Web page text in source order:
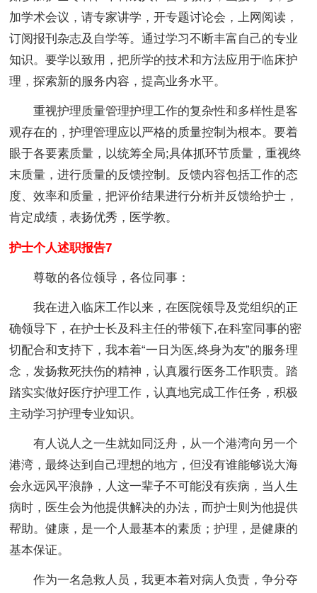
加学术会议，请专家讲学，开专题讨论会，上网阅读，
订阅报刊杂志及自学等。通过学习不断丰富自己的专业
知识。要学以致用，把所学的技术和方法应用于临床护
理，探索新的服务内容，提高业务水平。
重视护理质量管理护理工作的复杂性和多样性是客
观存在的，护理管理应以严格的质量控制为根本。要着
眼于各要素质量，以统筹全局;具体抓环节质量，重视终
末质量，进行质量的反馈控制。反馈内容包括工作的态
度、效率和质量，把评价结果进行分析并反馈给护士，
肯定成绩，表扬优秀，医学教。
护士个人述职报告7
尊敬的各位领导，各位同事：
我在进入临床工作以来，在医院领导及党组织的正
确领导下，在护士长及科主任的带领下,在科室同事的密
切配合和支持下，我本着“一日为医,终身为友”的服务理
念，发扬救死扶伤的精神，认真履行医务工作职责。踏
踏实实做好医疗护理工作，认真地完成工作任务，积极
主动学习护理专业知识。
有人说人之一生就如同泛舟，从一个港湾向另一个
港湾，最终达到自己理想的地方，但没有谁能够说大海
会永远风平浪静，人这一辈子不可能没有疾病，当人生
病时，医生会为他提供解决的办法，而护士则为他提供
帮助。健康，是一个人最基本的素质；护理，是健康的
基本保证。
作为一名急救人员，我更本着对病人负责，争分夺